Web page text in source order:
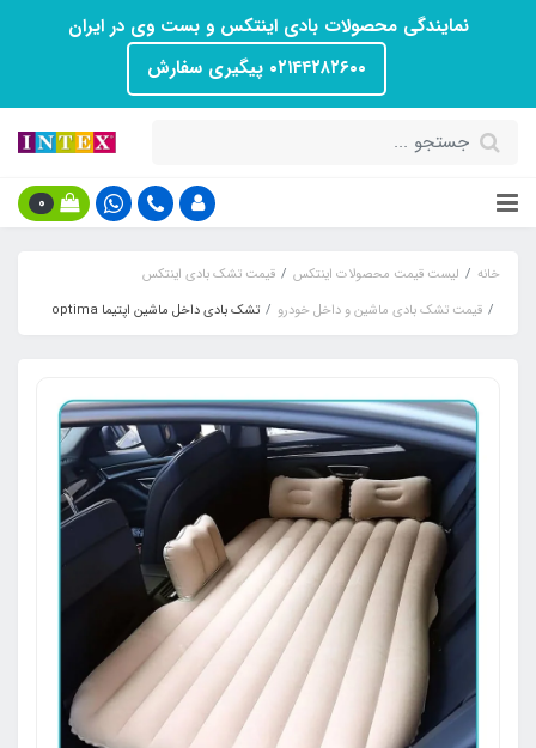
نمایندگی محصولات بادی اینتکس و بست وی در ایران
۰۲۱۴۴۲۸۲۶۰۰ پیگیری سفارش
0
خانه لیست قیمت محصولات اینتکس
قیمت تشک بادی اینتکس
قیمت تشک بادی ماشین و داخل خودرو
تشک بادی داخل ماشین اپتیما optima